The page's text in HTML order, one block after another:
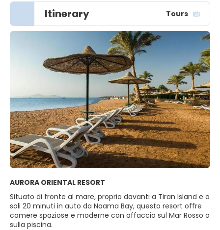
Itinerary Tours
AURORA ORIENTAL RESORT
Situato di fronte al mare, proprio davanti a Tiran Island e a
soli 20 minuti in auto da Naama Bay, questo resort offre
camere spaziose e moderne con affaccio sul Mar Rosso o
sulla piscina.